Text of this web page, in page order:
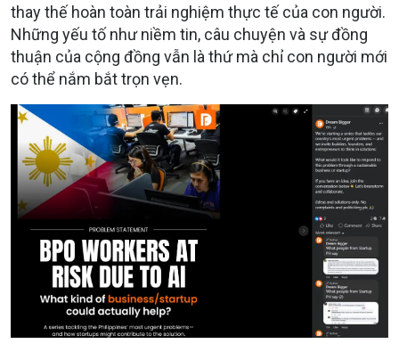
thay thế hoàn toàn trải nghiệm thực tế của con người.
Những yếu tố như niềm tin, câu chuyện và sự đồng
thuận của cộng đồng vẫn là thứ mà chỉ con người mới
có thể nắm bắt trọn vẹn.